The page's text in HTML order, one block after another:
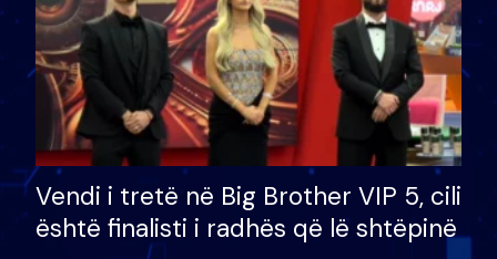
Vendi i tretë në Big Brother VIP 5, cili
është finalisti i radhës që lë shtëpinë